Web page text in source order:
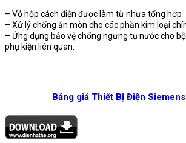
– Vỏ hộp cách điện được làm từ nhựa tổng hợp
– Xử lý chống ăn mòn cho các phần kim loại
– Ứng dụng bảo vệ chống ngưng tụ nước cho
phụ kiện liên quan.
Bảng giá Thiết Bị Điện Siemens